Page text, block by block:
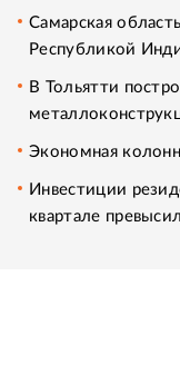
Самарская
Республикой
В Тольятти
Экономная
Инвестиции
квартале